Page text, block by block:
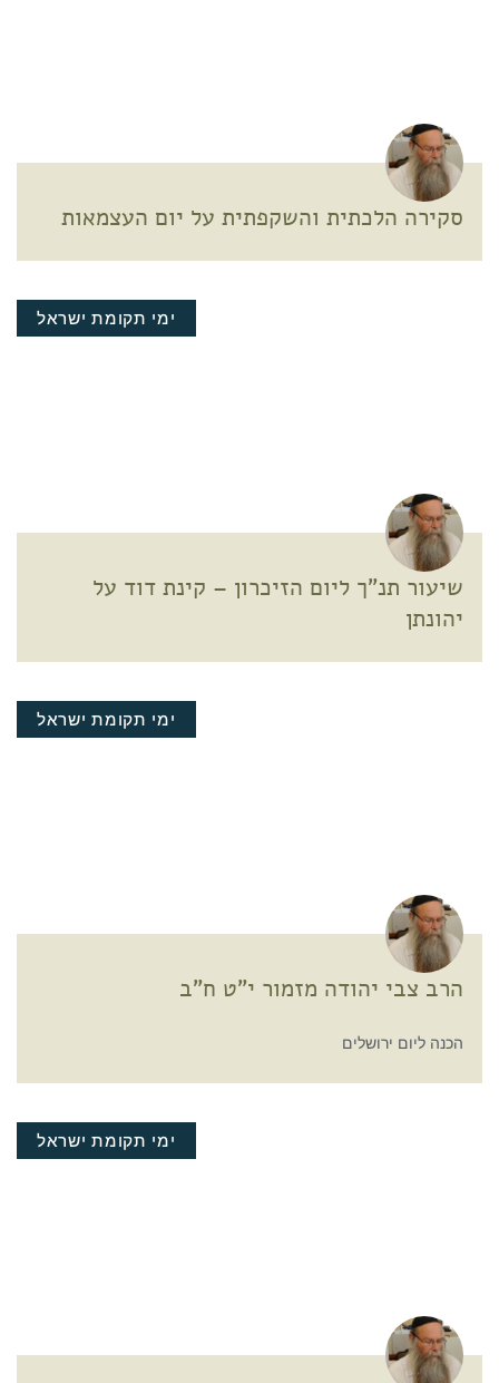
סקירה הלכתית והשקפתית על יום העצמאות
ימי תקומת ישראל
שיעור תנ"ך ליום הזיכרון – קינת דוד על
יהונתן
ימי תקומת ישראל
הרב צבי יהודה מזמור י"ט ח"ב
הכנה ליום ירושלים
ימי תקומת ישראל